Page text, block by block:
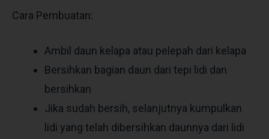
Cara Pembuatan:
Ambil daun kelapa atau pelepah dari kelapa
Bersihkan bagian daun dari tepi lidi dan
bersihkan
Jika sudah bersih, selanjutnya kumpulkan
lidi yang telah dibersihkan daunnya dari lidi